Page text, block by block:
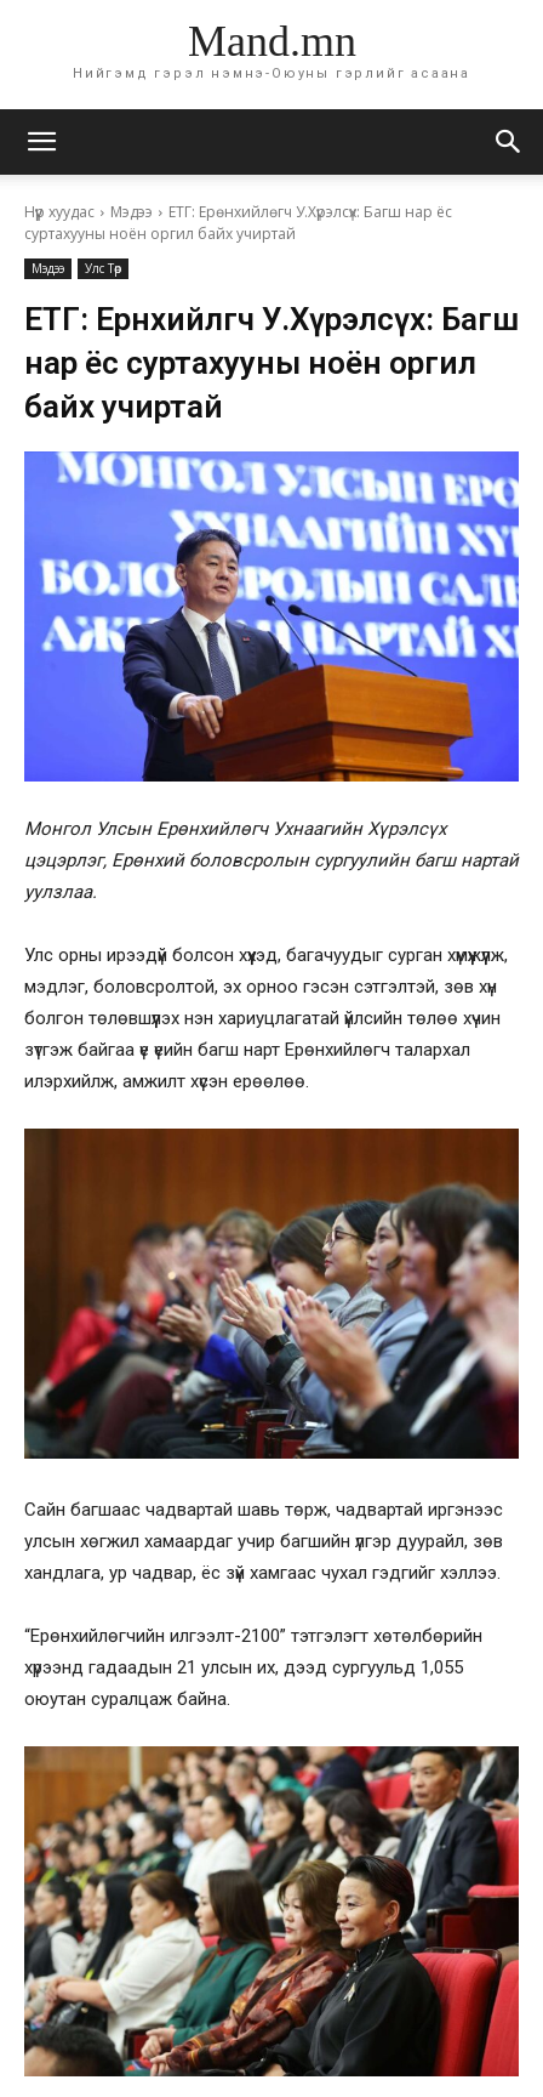
Mand.mn
Нийгэмд гэрэл нэмнэ-Оюуны гэрлийг асаана
Нүүр хуудас Мэдээ
ЕТГ: Ерөнхийлөгч У.Хүрэлсүх: Багш нар ёс
суртахууны ноён оргил байх учиртай
Мэдээ Улс Төр
ЕТГ: Ерөнхийлөгч У.Хүрэлсүх: Багш
нар ёс суртахууны ноён оргил
байх учиртай
Монгол Улсын Ерөнхийлөгч Ухнаагийн Хүрэлсүх
цэцэрлэг, Ерөнхий боловсролын сургуулийн багш нартай
уулзлаа.
Улс орны ирээдүй болсон хүүхэд, багачуудыг сурган хүмүүжүүлж,
мэдлэг, боловсролтой, эх орноо гэсэн сэтгэлтэй, зөв хүн
болгон төлөвшүүлэх нэн хариуцлагатай үйлсийн төлөө хүчин
зүтгэж байгаа үе үеийн багш нарт Ерөнхийлөгч талархал
илэрхийлж, амжилт хүсэн ерөөлөө.
Сайн багшаас чадвартай шавь төрж, чадвартай иргэнээс
улсын хөгжил хамаардаг учир багшийн үлгэр дуурайл, зөв
хандлага, ур чадвар, ёс зүй хамгаас чухал гэдгийг хэллээ.
“Ерөнхийлөгчийн илгээлт-2100” тэтгэлэгт хөтөлбөрийн
хүрээнд гадаадын 21 улсын их, дээд сургуульд 1,055
оюутан суралцаж байна.